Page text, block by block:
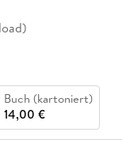
Buch (kartoniert)
14,00 €